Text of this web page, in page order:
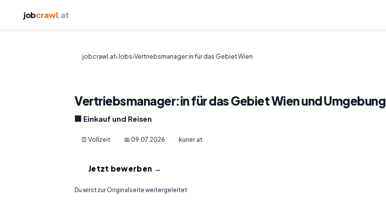
jobcrawl.at
jobcrawl.at›Jobs›Vertriebsmanager:in für das Gebiet Wien
Vertriebsmanager:in für das Gebiet Wien und Umgebung
🏢 Einkauf und Reisen
⏰ Vollzeit 📅 09.07.2026 kurier.at
Jetzt bewerben →
Du wirst zur Originalseite weitergeleitet